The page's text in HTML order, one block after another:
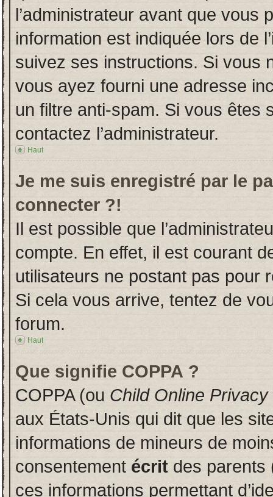
l’administrateur avant que vous
information est indiquée lors de
suivez ses instructions. Si vous
vous ayez fourni une adresse
un filtre anti-spam. Si vous êtes
contactez l’administrateur.
Haut
Je me suis enregistré par le
connecter ?!
Il est possible que
compte. En effet, il est courant
utilisateurs ne postant pas pour
Si cela vous arrive, tentez de
forum.
Haut
Que signifie COPPA ?
COPPA (ou Child Online
aux États-Unis qui dit que les
informations de mineurs de
consentement écrit des parents
ces informations permettant